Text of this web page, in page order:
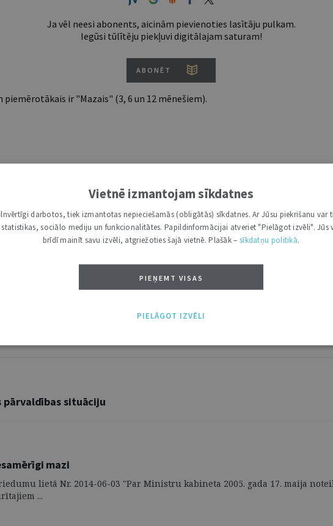
Ja vēl neesi abonents, aicinām pievienoties lasītāju pulkam.
Iegūsi tūlītēju piekļuvi digitālajam saturam!
ABONĒT
ir "Mazais" (3, 6 un 12 mēnešiem).
pārvaldības situāciju
mazi
lietā Nr. 2014-06-03 "Par Ministru kabineta 2005. gada 17. maija
...
Vietnē izmantojam sīkdatnes
darbotos, tiek izmantotas nepieciešamās (obligātās) sīkdatnes. Ar Jūsu piekrišanu var
statistikas, sociālo mediju un funkcionalitātes. Papildinformācijai atveriet "Pielāgot izvēli". Jūs
brīdī mainīt savu izvēli, atgriežoties šajā vietnē. Plašāk – sīkdatņu politikā.
PIEŅEMT VISAS
PIELĀGOT IZVĒLI